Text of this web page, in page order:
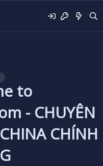
to
- CHUYÊN
CHÍNH